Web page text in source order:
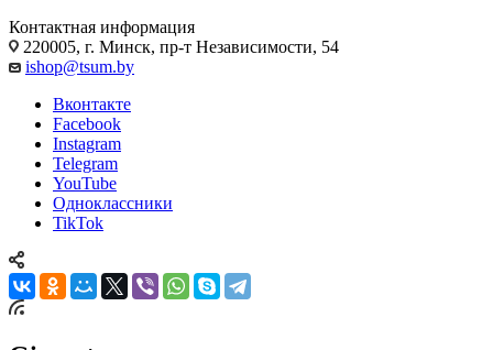
Контактная информация
220005, г. Минск, пр-т Независимости, 54
ishop@tsum.by
Вконтакте
Facebook
Instagram
Telegram
YouTube
Одноклассники
TikTok